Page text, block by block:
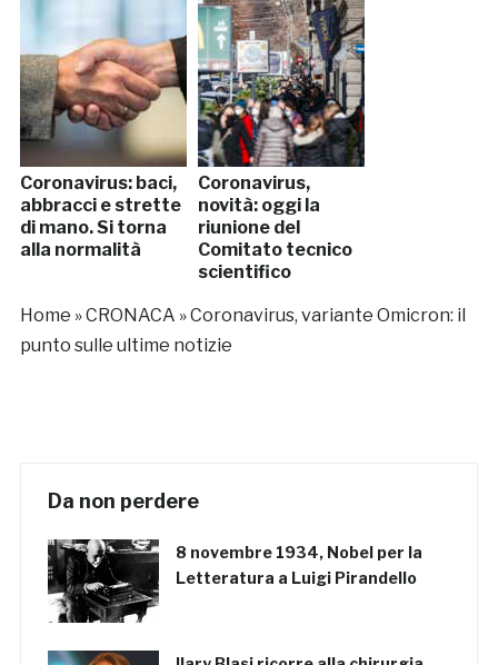
Coronavirus: baci,
abbracci e strette
di mano. Si torna
alla normalità
Coronavirus,
novità: oggi la
riunione del
Comitato tecnico
scientifico
Home »CRONACA »Coronavirus, variante Omicron: il
punto sulle ultime notizie
Da non perdere
8 novembre 1934, Nobel per la
Letteratura a Luigi Pirandello